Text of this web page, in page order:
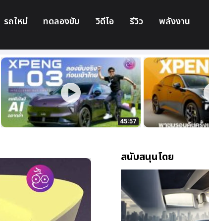
รถใหม่ ทดลองขับ วิดีโอ รีวิว พลังงาน
45:57
สนับสนุนโดย